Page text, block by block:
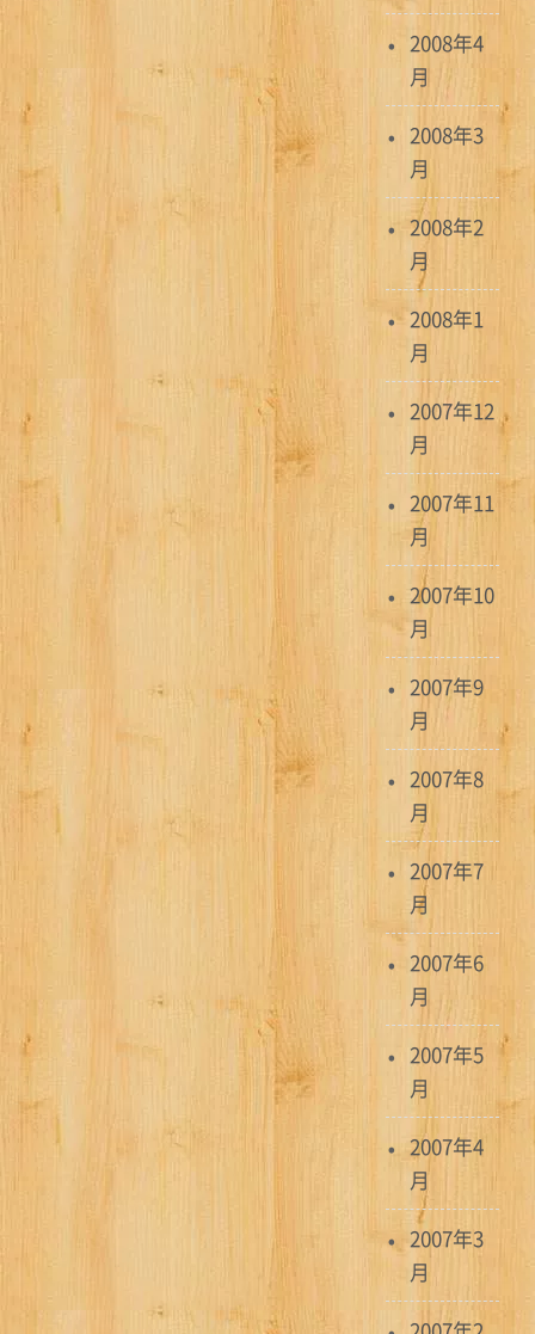
2008年4
月
2008年3
月
2008年2
月
2008年1
月
2007年12
月
2007年11
月
2007年10
月
2007年9
月
2007年8
月
2007年7
月
2007年6
月
2007年5
月
2007年4
月
2007年3
月